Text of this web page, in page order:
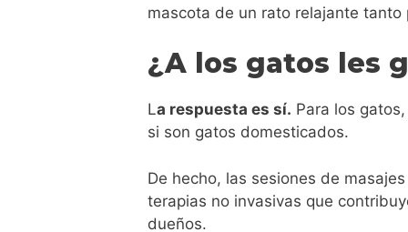
mascota de un rato relajante
¿A los gatos les
La respuesta es sí. Para los
si son gatos domesticados.
De hecho, las sesiones de
terapias no invasivas que
dueños.